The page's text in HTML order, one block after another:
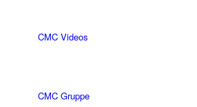
CMC Videos
CMC Gruppe